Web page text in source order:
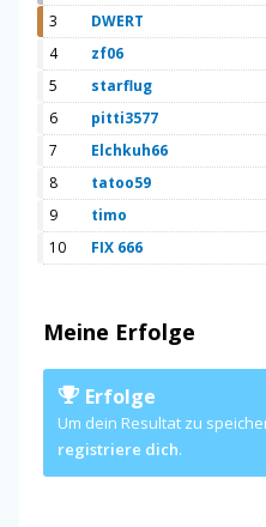
3
DWERT
4
zf06
5
starflug
6
pitti3577
7
Elchkuh66
8
tatoo59
9
timo
10
FIX 666
Meine Erfolge
Erfolge
Um dein Resultat zu
registriere dich.